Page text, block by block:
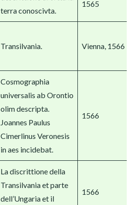
terra conoscivta.
1565
Transilvania. Vienna, 1566
Cosmographia
universalis ab Orontio
olim descripta.
Joannes Paulus
Cimerlinus Veronesis
in aes incidebat.
1566
La discrittione della
Transilvania et parte
dell’Ungaria et il
1566